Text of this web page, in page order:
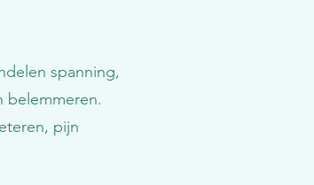
spanning,
belemmeren.
pijn